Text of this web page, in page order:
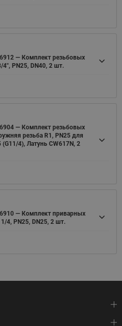
— Комплект резьбовых
4", PN25, DN40, 2 шт.
— Комплект резьбовых
резьба R1, PN25 для
(G11/4), Латунь CW617N, 2
— Комплект приварных
4, PN25, DN25, 2 шт.